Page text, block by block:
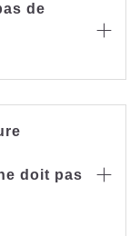
de

doit pas 